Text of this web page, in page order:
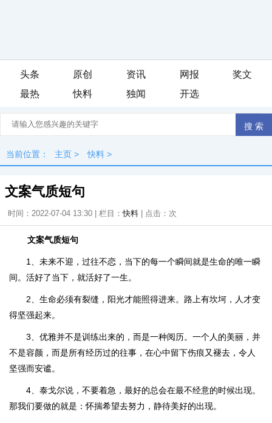
头条 原创 资讯 网报
奖文
最热
快料 独闻 开选
当前位置： 主页 > 快料 >
文案气质短句
时间：2022-07-04 13:30 | 栏目：快料 | 点击： 次
文案气质短句
1、未来不迎，过往不恋，当下的每一个瞬间就是生命的唯一瞬
间。活好了当下，就活好了一生。
2、生命必须有裂缝，阳光才能照得进来。路上有坎坷，人才变
得坚强起来。
3、优雅并不是训练出来的，而是一种阅历。一个人的美丽，并
不是容颜，而是所有经历过的往事，在心中留下伤痕又褪去，令人
坚强而安谧。
4、泰戈尔说，不要着急，最好的总会在最不经意的时候出现。
那我们要做的就是：怀揣希望去努力，静待美好的出现。